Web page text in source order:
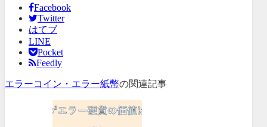
Facebook
Twitter
はてブ
LINE
Pocket
Feedly
エラーコイン・エラー紙幣の関連記事